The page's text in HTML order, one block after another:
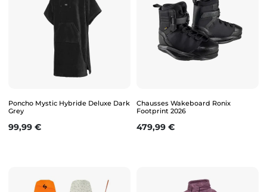
Poncho Mystic Hybride Deluxe Dark
Grey
Prix
99,99 €
Chausses Wakeboard Ronix
Footprint 2026
Prix
479,99 €